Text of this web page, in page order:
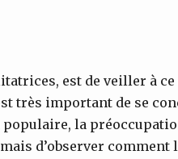
est de veiller à
très important de se
la
d’observer comment